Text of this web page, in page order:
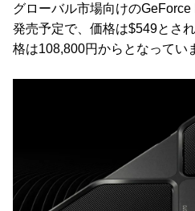
グローバル市場向けの
発売予定で、価格は$549とさ
格は108,800円からとなってい